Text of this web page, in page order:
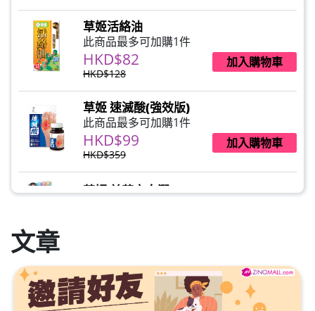
草姬活絡油
此商品最多可加購1件
HKD$82
HKD$128
加入購物車
草姬 速滅酸(強效版)
此商品最多可加購1件
HKD$99
HKD$359
加入購物車
草姬 益菌之白潤
此商品最多可加購1件
HKD$169
HKD$369
加入購物車
文章